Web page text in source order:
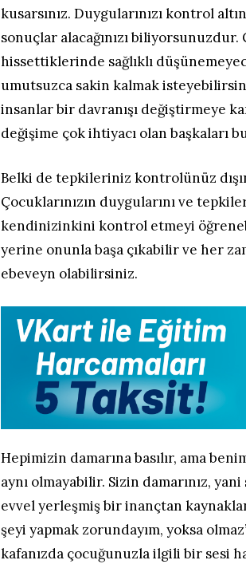
kusarsınız. Duygularınızı kontrol
sonuçlar alacağınızı
hissettiklerinde sağlıklı
umutsuzca sakin kalmak
insanlar bir davranışı değiştirmeye
değişime çok ihtiyacı olan başkaları
Belki de tepkileriniz kontrolünüz
Çocuklarınızın duygularını ve
kendinizinkini kontrol etmeyi
yerine onunla başa çıkabilir ve her
ebeveyn olabilirsiniz.
Hepimizin damarına basılır, ama
aynı olmayabilir. Sizin damarınız,
evvel yerleşmiş bir inançtan
şeyi yapmak zorundayım, yoksa
kafanızda çocuğunuzla ilgili bir sesi